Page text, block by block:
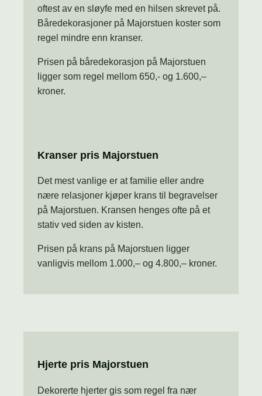
oftest av en sløyfe med en hilsen skrevet på.
Båredekorasjoner på Majorstuen koster som
regel mindre enn kranser.
Prisen på båredekorasjon på Majorstuen
ligger som regel mellom 650,- og 1.600,–
kroner.
Kranser pris Majorstuen
Det mest vanlige er at familie eller andre
nære relasjoner kjøper krans til begravelser
på Majorstuen. Kransen henges ofte på et
stativ ved siden av kisten.
Prisen på krans på Majorstuen ligger
vanligvis mellom 1.000,– og 4.800,– kroner.
Hjerte pris Majorstuen
Dekorerte hjerter gis som regel fra nær